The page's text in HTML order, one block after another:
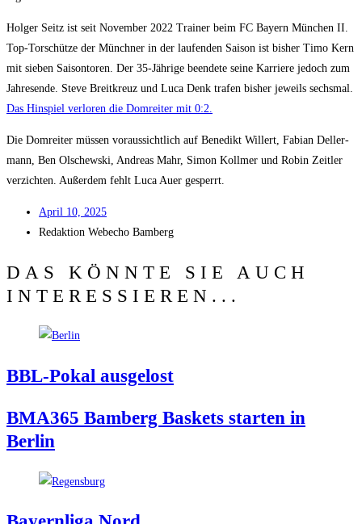
Hol­ger Seitz ist seit Novem­ber 2022 Trai­ner beim FC Bay­ern Mün­chen II.
Top-Tor­schüt­ze der Münch­ner in der lau­fen­den Sai­son ist bis­her Timo Kern
mit sie­ben Sai­son­to­ren. Der 35-Jäh­ri­ge been­de­te sei­ne Kar­rie­re jedoch zum
Jah­res­en­de. Ste­ve Breit­kreuz und Luca Denk tra­fen bis­her jeweils sechs­mal.
Das Hin­spiel ver­lo­ren die Dom­rei­ter mit 0:2.
Die Dom­rei­ter müs­sen vor­aus­sicht­lich auf Bene­dikt Wil­lert, Fabi­an Dell­er­
mann, Ben Olschew­ski, Andre­as Mahr, Simon Koll­mer und Robin Zeit­ler
ver­zich­ten. Außer­dem fehlt Luca Auer gesperrt.
April 10, 2025
Redak­ti­on Web­echo Bamberg
DAS KÖNNTE SIE AUCH
INTERESSIEREN...
BBL-Pokal aus­ge­lost
BMA365 Bam­berg Bas­kets star­ten in
Berlin